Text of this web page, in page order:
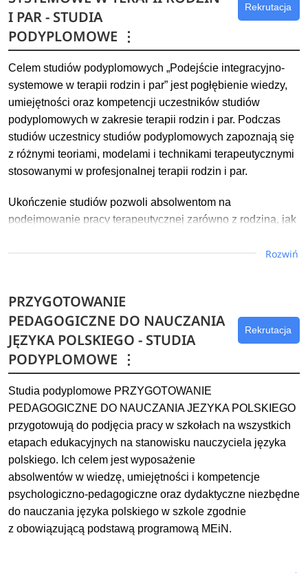
umożliwiają podjęcie pracy na stanowisku nauczyciela
pedagoga specjalnego w przedszkolach i szkołach
ogólnodostępnych.
Dowiedz się więcej
I PAR - STUDIA
PODYPLOMOWE ⋮
Rekrutacja
Celem studiów podyplomowych „Podejście integracyjno-
systemowe w terapii rodzin i par” jest pogłębienie wiedzy,
umiejętności oraz kompetencji uczestników studiów
podyplomowych w zakresie terapii rodzin i par. Podczas
studiów uczestnicy studiów podyplomowych zapoznają się
z różnymi teoriami, modelami i technikami terapeutycznymi
stosowanymi w profesjonalnej terapii rodzin i par.
Ukończenie studiów pozwoli absolwentom na
podejmowanie pracy terapeutycznej zarówno z rodziną, jak
integracyjno-systemowym.
Rozwiń
PRZYGOTOWANIE
PEDAGOGICZNE DO NAUCZANIA
JĘZYKA POLSKIEGO - STUDIA
PODYPLOMOWE ⋮
Rekrutacja
Studia podyplomowe PRZYGOTOWANIE
PEDAGOGICZNE DO NAUCZANIA JEZYKA POLSKIEGO
przygotowują do podjęcia pracy w szkołach na wszystkich
etapach edukacyjnych na stanowisku nauczyciela języka
polskiego. Ich celem jest wyposażenie
absolwentów w wiedzę, umiejętności i kompetencje
psychologiczno-pedagogiczne oraz dydaktyczne niezbędne
do nauczania języka polskiego w szkole zgodnie
z obowiązującą podstawą programową MEiN.